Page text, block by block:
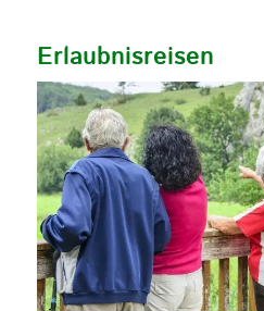
Erlaubnisreisen